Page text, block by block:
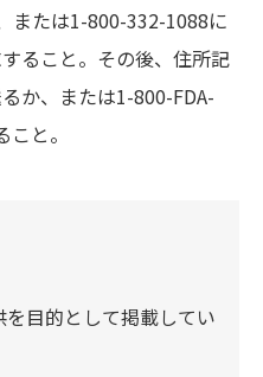
または1-800-332-1088に
ること。その後、住所記
か、または1-800-FDA-
と。
目的として掲載してい